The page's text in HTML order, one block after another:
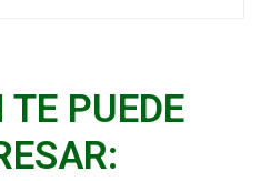
PUEDE